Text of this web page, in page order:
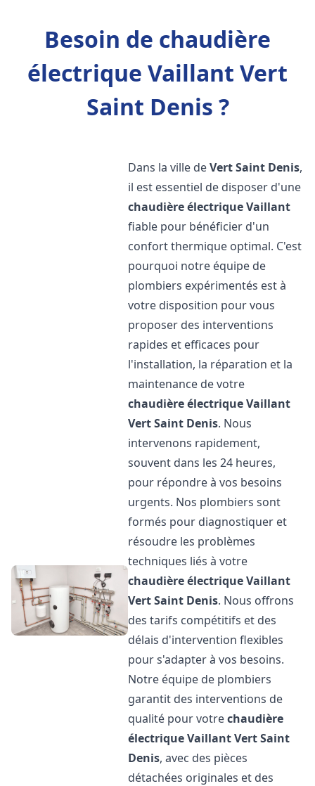
Besoin de chaudière
électrique Vaillant Vert
Saint Denis ?
Dans la ville deVert Saint Denis,
il est essentiel de disposer d'une
chaudière électrique Vaillant
fiable pour bénéficier d'un
confort thermique optimal. C'est
pourquoi notre équipe de
plombiers expérimentés est à
votre disposition pour vous
proposer des interventions
rapides et efficaces pour
l'installation, la réparation et la
maintenance de votre
chaudière électrique Vaillant
Vert Saint Denis. Nous
intervenons rapidement,
souvent dans les 24 heures,
pour répondre à vos besoins
urgents. Nos plombiers sont
formés pour diagnostiquer et
résoudre les problèmes
techniques liés à votre
chaudière électrique Vaillant
Vert Saint Denis. Nous offrons
des tarifs compétitifs et des
délais d'intervention flexibles
pour s'adapter à vos besoins.
Notre équipe de plombiers
garantit des interventions de
qualité pour votrechaudière
électrique VaillantVert Saint
Denis, avec des pièces
détachées originales et des